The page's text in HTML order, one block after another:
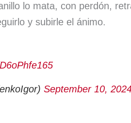
lo mata, con perdón,
y subirle el ánimo.
September 10,